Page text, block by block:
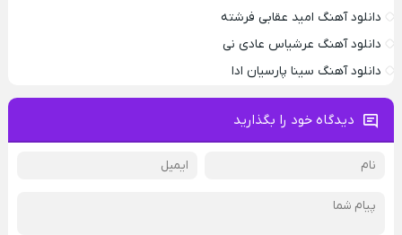
دانلود آهنگ امید عقابی فرشته
دانلود آهنگ عرشیاس عادی نی
دانلود آهنگ سینا پارسیان ادا
دیدگاه خود را بگذارید